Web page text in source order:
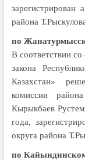
зарегистрирован
района
по
В соответствии
закона
Казахстан»
комиссии
Кырыкбаев
года,
округа района
по